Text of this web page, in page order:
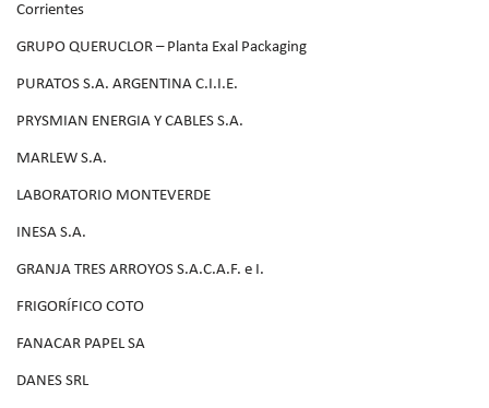
Corrientes
GRUPO QUERUCLOR – Planta Exal Packaging
PURATOS S.A. ARGENTINA C.I.I.E.
PRYSMIAN ENERGIA Y CABLES S.A.
MARLEW S.A.
LABORATORIO MONTEVERDE
INESA S.A.
GRANJA TRES ARROYOS S.A.C.A.F. e I.
FRIGORÍFICO COTO
FANACAR PAPEL SA
DANES SRL